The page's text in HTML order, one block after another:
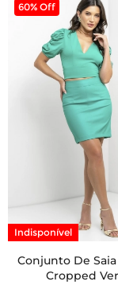
60% Off
Conjunto De
Cropped
Indisponível